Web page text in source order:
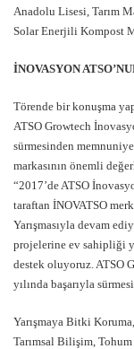
Anadolu Lisesi, Tarım
Solar Enerjili Kompost
İNOVASYON
Törende bir konuşma
ATSO Growtech
sürmesinden
markasının önemli
“2017’de ATSO
taraftan İNOVATSO
Yarışmasıyla devam
projelerine ev sahipliği
destek oluyoruz. ATSO
yılında başarıyla
Yarışmaya Bitki
Tarımsal Bilişim,